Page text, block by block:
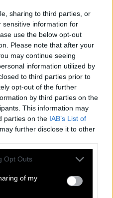
sharing to third parties, or
sensitive information for
use the below opt-out
Please note that after your
may continue seeing
information utilized by
to third parties prior to
opt-out of the further
by third parties on the
This information may
parties on the IAB’s List of
further disclose it to other
Opt Outs
of my
Werden Sie zum
und haben Sie jede
Juli 7 2026 -
S
C
U H
L
N N
A
G H
E
C N